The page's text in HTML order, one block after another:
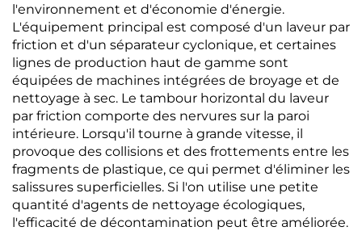
l'environnement et d'économie d'énergie.
L'équipement principal est composé d'un laveur par
friction et d'un séparateur cyclonique, et certaines
lignes de production haut de gamme sont
équipées de machines intégrées de broyage et de
nettoyage à sec. Le tambour horizontal du laveur
par friction comporte des nervures sur la paroi
intérieure. Lorsqu'il tourne à grande vitesse, il
provoque des collisions et des frottements entre les
fragments de plastique, ce qui permet d'éliminer les
salissures superficielles. Si l'on utilise une petite
quantité d'agents de nettoyage écologiques,
l'efficacité de décontamination peut être améliorée.